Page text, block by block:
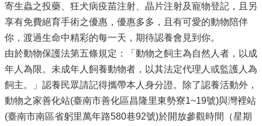
寄生蟲之投藥、狂犬病疫苗注射、晶片注射及寵物登記，且另
享有免費絕育手術之優惠，優惠多多，且有可愛的動物陪伴
你，渡過生命中精彩的每一天，期待認養會見到你。
由於動物保護法第五條規定：「動物之飼主為自然人者，以成
年人為限。未成年人飼養動物者，以其法定代理人或監護人為
飼主。」認養民眾請記得攜帶本人身分證。除了認養活動外，
動物之家善化站(臺南市善化區昌隆里東勢寮1~19號)與灣裡站
(臺南市南區省躬里萬年路580巷92號)於開放參觀時間（星期